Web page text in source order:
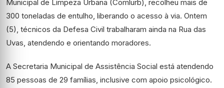
Municipal de Limpeza Urbana (Comlurb), recolheu mais de
300 toneladas de entulho, liberando o acesso à via. Ontem
(5), técnicos da Defesa Civil trabalharam ainda na Rua das
Uvas, atendendo e orientando moradores.
A Secretaria Municipal de Assistência Social está atendendo
85 pessoas de 29 famílias, inclusive com apoio psicológico.